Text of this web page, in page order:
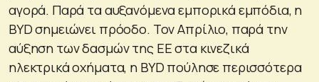
αγορά. Παρά τα αυξανόμενα εμπορικά εμπόδια, η
BYD σημειώνει πρόοδο. Τον Απρίλιο, παρά την
αύξηση των δασμών της ΕΕ στα κινεζικά
ηλεκτρικά οχήματα, η BYD πούλησε περισσότερα